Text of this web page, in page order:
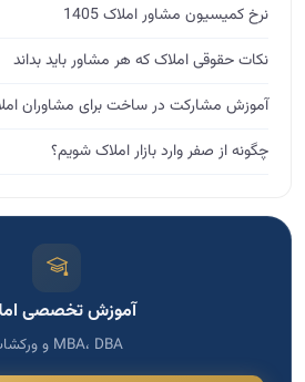
نرخ کمیسیون مشاور املاک 1405
نکات حقوقی املاک که هر مشاور باید بداند
آموزش مشارکت در ساخت برای مشاوران
چگونه از صفر وارد بازار املاک شویم؟
آموزش تخصصی
MBA، DBA و ورکشاپ